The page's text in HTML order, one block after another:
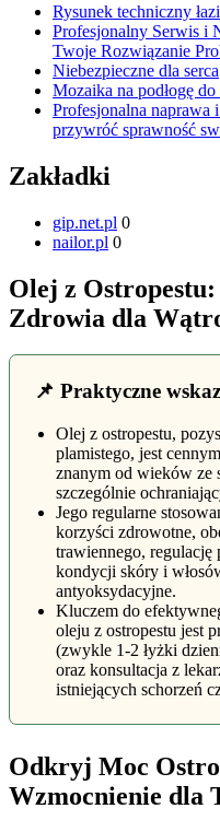
Rysunek techniczny
Profesjonalny Serwis i
Twoje Rozwiązanie
Niebezpieczne dla serca
Mozaika na podłogę do
Profesjonalna naprawa
przywróć sprawność
Zakładki
gip.net.pl 0
nailor.pl 0
Olej z
Zdrowia dla
📌 Praktyczne
Olej z ostropestu,
plamistego, jest
znanym od wieków ze
szczególnie
Jego regularne
korzyści zdrowotne,
trawiennego, regulację
kondycji skóry i
antyoksydacyjne.
Kluczem do
oleju z ostropestu jest
(zwykle 1-2 łyżki
oraz konsultacja z
istniejących schorzeń
Odkryj Moc
Wzmocnienie dla